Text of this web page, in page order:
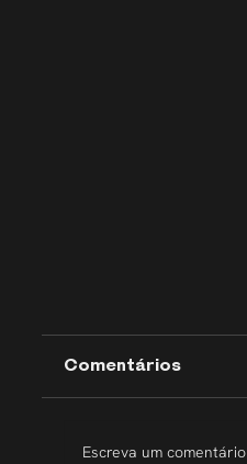
Comentários
Escreva um comentário